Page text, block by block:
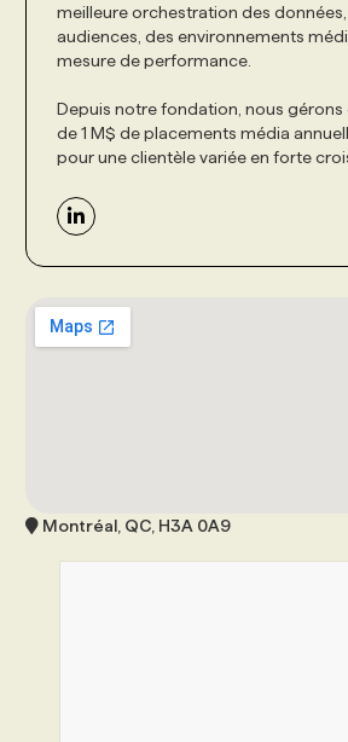
meilleure orchestration des
audiences, des environnements
mesure de performance.
Depuis notre fondation, nous gérons
de 1 M$ de placements média
pour une clientèle variée en forte
Montréal, QC, H3A 0A9